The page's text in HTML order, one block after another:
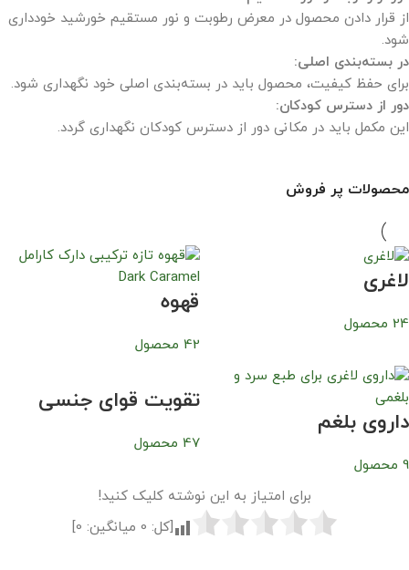
از قرار دادن محصول در معرض رطوبت و نور مستقیم خورشید خودداری
شود.
در بسته‌بندی اصلی:
برای حفظ کیفیت، محصول باید در بسته‌بندی اصلی خود نگهداری شود.
دور از دسترس کودکان:
این مکمل باید در مکانی دور از دسترس کودکان نگهداری گردد.
محصولات پر فروش
لاغری
24 محصول
قهوه
42 محصول
داروی بلغم
9 محصول
تقویت قوای جنسی
47 محصول
برای امتیاز به این نوشته کلیک کنید!
[کل: 0 میانگین: 0
]